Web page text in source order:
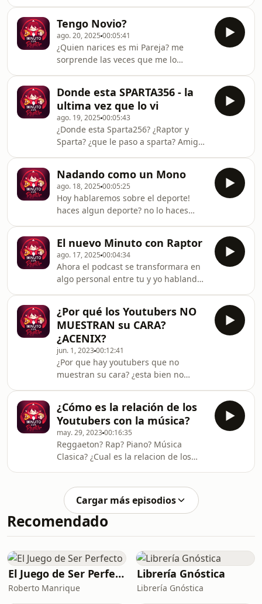
de como puedes hacer buenos
amigos!
Tengo Novio?
ago. 20, 2025 00:05:41
¿Quien narices es mi Pareja? me
sorprende las veces que me lo
ganado mi corazon, es cuestion de
que me sigas en Insta o en Tiktok
Donde esta SPARTA356 - la
ultima vez que lo vi
ago. 19, 2025 00:05:43
¿Donde esta Sparta256? ¿Raptor y
Sparta? ¿que le paso a sparta? Amigos
menos.
Nadando como un Mono
ago. 18, 2025 00:05:25
Hoy hablaremos sobre el deporte!
haces algun deporte? no lo haces
poco
El nuevo Minuto con Raptor
ago. 17, 2025 00:04:34
Ahora el podcast se transformara en
algo personal entre tu y yo hablando
¿Por qué los Youtubers NO
MUESTRAN su CARA?
¿ACENIX?
jun. 1, 202300:12:41
¿Por que hay youtubers que no
muestran su cara? ¿esta bien no
que es muy delicada para cualquier
persona.
¿Cómo es la relación de los
Youtubers con la música?
may. 29, 202300:16:35
Reggaeton? Rap? Piano? Música
Clasica? ¿Cual es la relacion de los
Cargar más episodios
Recomendado
El Juego de Ser Perfecto
Roberto Manrique
Librería Gnóstica
Librería Gnóstica